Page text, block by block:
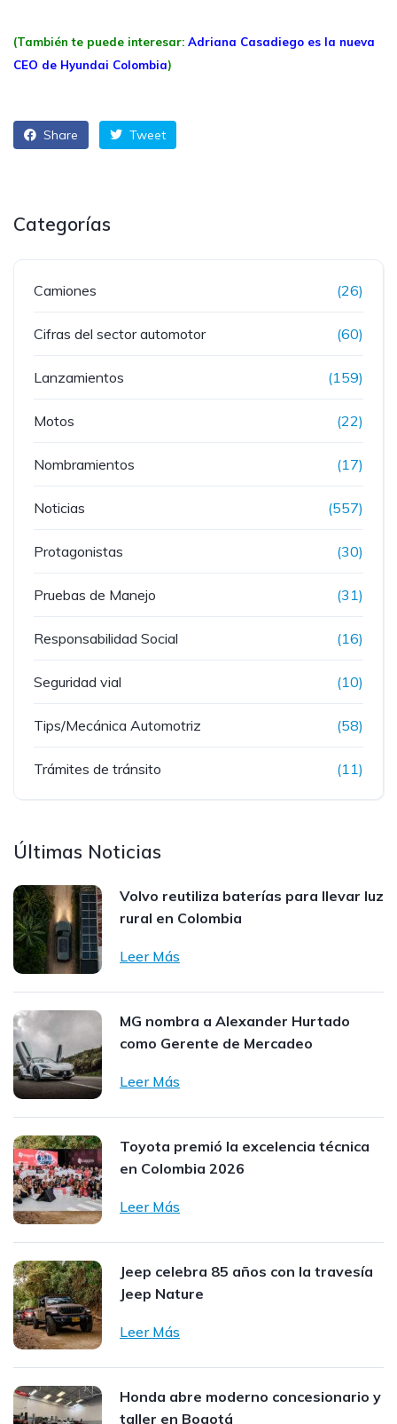
(También te puede interesar: Adriana Casadiego es la nueva
CEO de Hyundai Colombia)
Share Tweet
Categorías
Camiones (26)
Cifras del sector automotor (60)
Lanzamientos (159)
Motos (22)
Nombramientos (17)
Noticias (557)
Protagonistas (30)
Pruebas de Manejo (31)
Responsabilidad Social (16)
Seguridad vial (10)
Tips/Mecánica Automotriz (58)
Trámites de tránsito (11)
Últimas Noticias
Volvo reutiliza baterías para llevar luz
rural en Colombia
Leer Más
MG nombra a Alexander Hurtado
como Gerente de Mercadeo
Leer Más
Toyota premió la excelencia técnica
en Colombia 2026
Leer Más
Jeep celebra 85 años con la travesía
Jeep Nature
Leer Más
Honda abre moderno concesionario y
taller en Bogotá